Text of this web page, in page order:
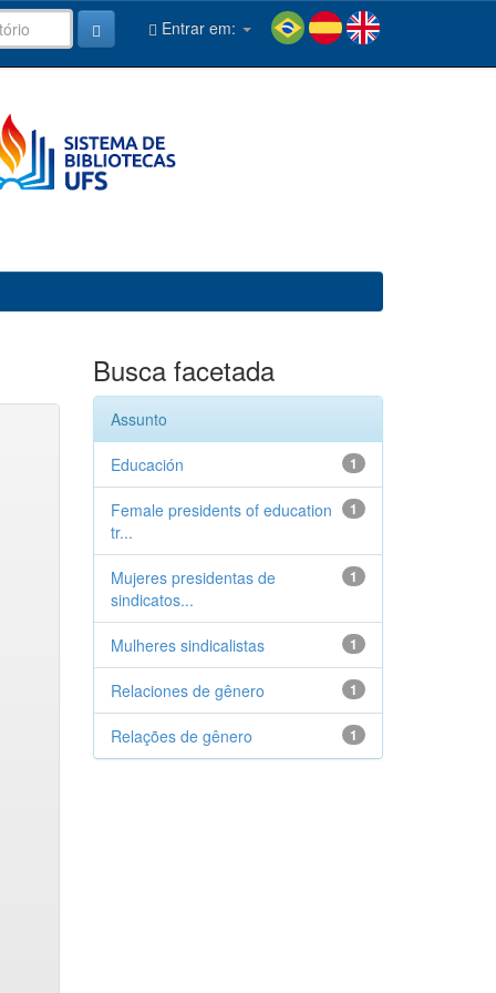
Entrar em:
Busca facetada
Assunto
1
Educación
1
Female presidents of education
tr...
1
Mujeres presidentas de
sindicatos...
1
Mulheres sindicalistas
1
Relaciones de gênero
1
Relações de gênero